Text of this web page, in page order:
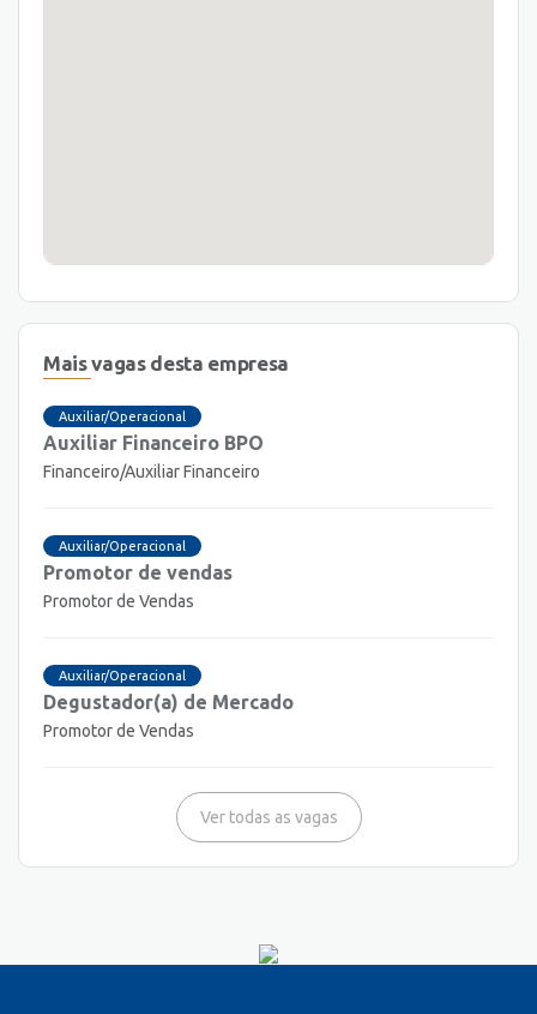
Mais vagas desta empresa
Auxiliar/Operacional
Auxiliar Financeiro BPO
Financeiro/Auxiliar Financeiro
Auxiliar/Operacional
Promotor de vendas
Promotor de Vendas
Auxiliar/Operacional
Degustador(a) de Mercado
Promotor de Vendas
Ver todas as vagas